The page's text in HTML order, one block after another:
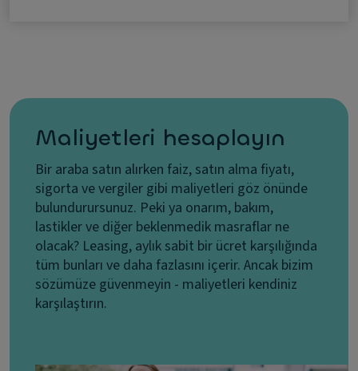
Maliyetleri hesaplayın
Bir araba satın alırken faiz, satın alma fiyatı,
sigorta ve vergiler gibi maliyetleri göz önünde
bulundurursunuz. Peki ya onarım, bakım,
lastikler ve diğer beklenmedik masraflar ne
olacak? Leasing, aylık sabit bir ücret karşılığında
tüm bunları ve daha fazlasını içerir. Ancak bizim
sözümüze güvenmeyin - maliyetleri kendiniz
karşılaştırın.